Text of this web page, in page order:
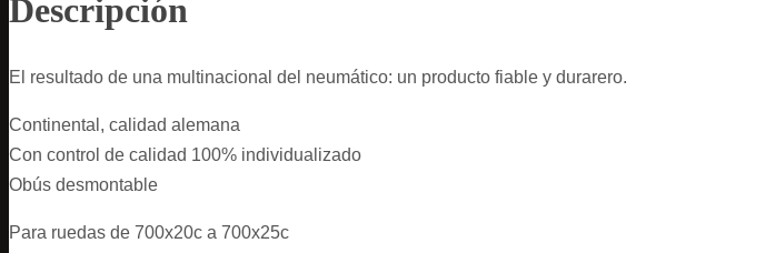
Descripción
El resultado de una multinacional del neumático: un producto fiable y durarero.
Continental, calidad alemana
Con control de calidad 100% individualizado
Obús desmontable
Para ruedas de 700x20c a 700x25c